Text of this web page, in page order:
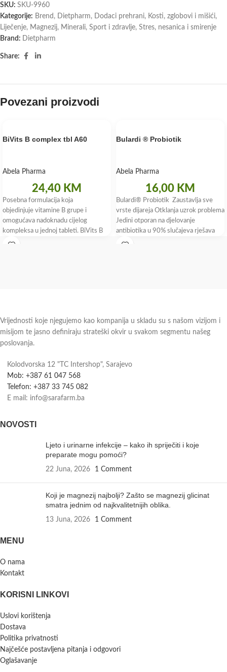
SKU: SKU-9960
Kategorije: Brend , Dietpharm, Dodaci prehrani, Kosti, zglobovi i mišići,
Liječenje, Magnezij, Minerali, Sport i zdravlje, Stres, nesanica i smirenje
Brand: Dietpharm
Share:
Povezani proizvodi
BiVits B complex tbl A60
Abela Pharma
24,40 KM
Posebna formulacija koja
objedinjuje vitamine B grupe i
omogućava nadoknadu cijelog
kompleksa u jednoj tableti. BiVits B
complex sadrži aktivni oblik folne
Bulardi ® Probiotik
Abela Pharma
16,00 KM
Bulardi® Probiotik Zaustavlja sve
vrste dijareja Otklanja uzrok problema
Jedini otporan na djelovanje
antibiotika u 90% slučajeva rješava
putnu dijareju Bulardi®
Vrijednosti koje njegujemo kao kompanija u skladu su s našom vizijom i
misijom te jasno definiraju strateški okvir u svakom segmentu našeg
poslovanja.
Kolodvorska 12 "TC Intershop", Sarajevo
Mob: +387 61 047 568
Telefon: +387 33 745 082
E mail: info@sarafarm.ba
NOVOSTI
Ljeto i urinarne infekcije – kako ih spriječiti i koje
preparate mogu pomoći?
22 Juna, 2026 1 Comment
Koji je magnezij najbolji? Zašto se magnezij glicinat
smatra jednim od najkvalitetnijih oblika.
13 Juna, 2026 1 Comment
MENU
O nama
Kontakt
KORISNI LINKOVI
Uslovi korištenja
Dostava
Politika privatnosti
Najčešće postavljena pitanja i odgovori
Oglašavanje